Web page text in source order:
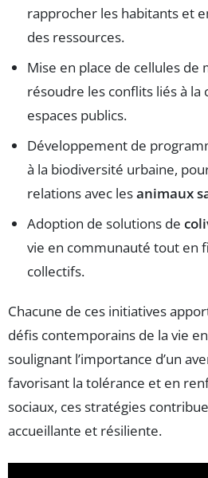
rapprocher les habitants et
des ressources.
Mise en place de cellules de
résoudre les conflits liés à la
espaces publics.
Développement de
à la biodiversité urbaine,
relations avec lesanimaux
Adoption de solutions de
vie en communauté tout en
collectifs.
Chacune de ces initiatives
défis contemporains de la vie
soulignant l’importance d’un
favorisant la tolérance et en
sociaux, ces stratégies
accueillante et résiliente.